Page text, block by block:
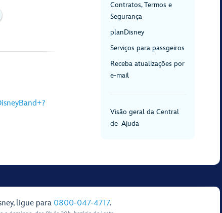
Contratos, Termos e
Segurança
planDisney
Serviços para passgeiros
Receba atualizações por
e-mail
Visão geral da Central
de Ajuda
ligue para 0800-047-4717.